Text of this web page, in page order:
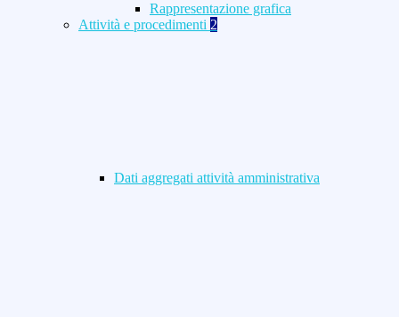
Rappresentazione grafica
Attività e procedimenti 2
Dati aggregati attività amministrativa